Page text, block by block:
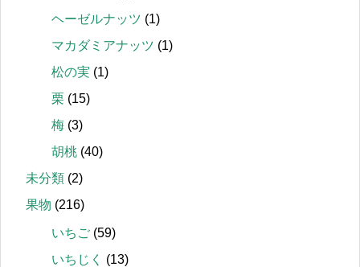
ヘーゼルナッツ (1)
マカダミアナッツ (1)
松の実 (1)
栗 (15)
梅 (3)
胡桃 (40)
未分類 (2)
果物 (216)
いちご (59)
いちじく
(13)